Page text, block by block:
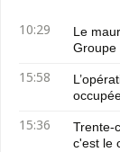
10:29
Le
Groupe
15:58
15:36
Trente-
c'est le